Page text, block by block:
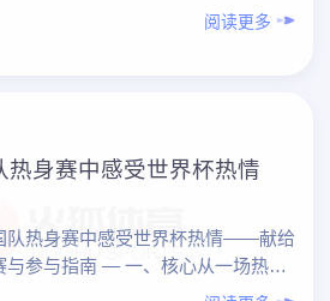
后记忆中的“亚洲一哥”——孙兴
阅读更多
热身赛中感受世界杯热情
队热身赛中感受世界杯热情——献给
— 一、核心从一场热身
」的专业要素 波切蒂诺在美国